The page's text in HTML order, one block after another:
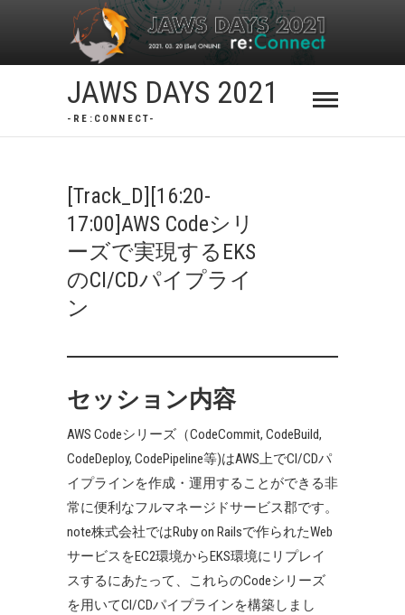
JAWS DAYS 2021
-RE:CONNECT-
[Track_D][16:20-
17:00]AWS Codeシリ
ーズで実現するEKS
のCI/CDパイプライ
ン
セッション内容
AWS Codeシリーズ（CodeCommit, CodeBuild,
CodeDeploy, CodePipeline等)はAWS上でCI/CDパ
イプラインを作成・運用することができる非
常に便利なフルマネージドサービス郡です。
note株式会社ではRuby on Railsで作られたWeb
サービスをEC2環境からEKS環境にリプレイ
スするにあたって、これらのCodeシリーズ
を用いてCI/CDパイプラインを構築しまし